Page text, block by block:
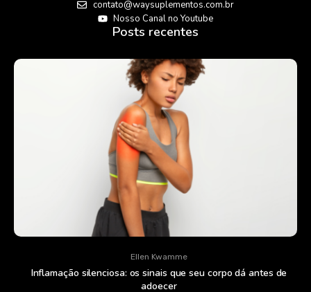
contato@waysuplementos.com.br
Nosso Canal no Youtube
Posts recentes
Ellen Kwamme
Inflamação silenciosa: os sinais que seu corpo dá antes de
adoecer